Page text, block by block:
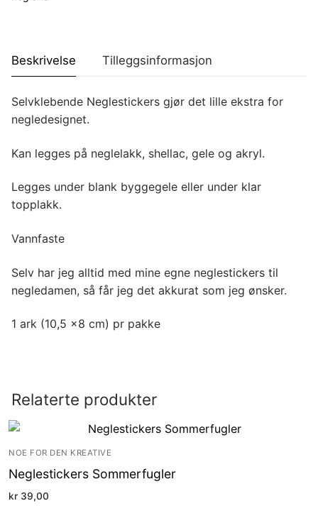
Beskrivelse Tilleggsinformasjon
Selvklebende Neglestickers gjør det lille ekstra for
negledesignet.
Kan legges på neglelakk, shellac, gele og akryl.
Legges under blank byggegele eller under klar
topplakk.
Vannfaste
Selv har jeg alltid med mine egne neglestickers til
negledamen, så får jeg det akkurat som jeg ønsker.
1 ark (10,5 x8 cm) pr pakke
Relaterte produkter
NOE FOR DEN KREATIVE
Neglestickers Sommerfugler
kr 39,00